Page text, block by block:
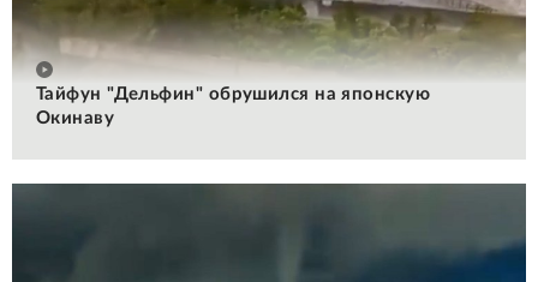
Тайфун "Дельфин" обрушился на японскую
Окинаву